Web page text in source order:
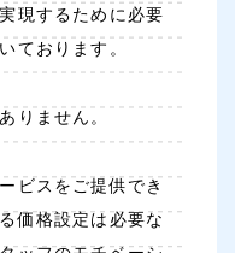
現するために必要
ております。
りません。
ビスをご提供でき
価格設定は必要な